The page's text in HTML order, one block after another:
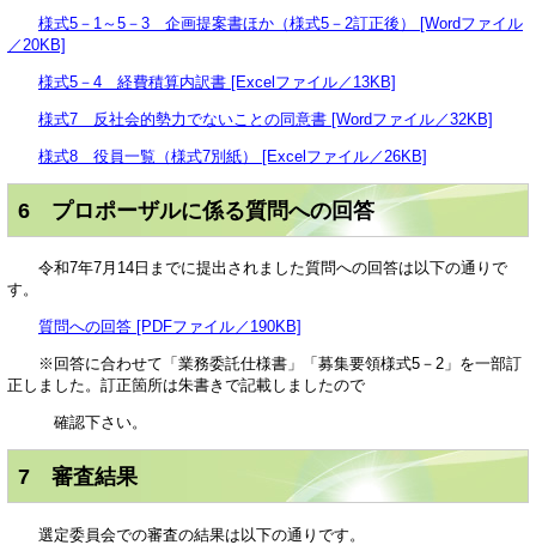
様式5－1～5－3 企画提案書ほか（様式5－2訂正後） [Wordファイル
／20KB]
様式5－4 経費積算内訳書 [Excelファイル／13KB]
様式7 反社会的勢力でないことの同意書 [Wordファイル／32KB]
様式8 役員一覧（様式7別紙） [Excelファイル／26KB]
6 プロポーザルに係る質問への回答
令和7年7月14日までに提出されました質問への回答は以下の通りで
す。
質問への回答 [PDFファイル／190KB]
※回答に合わせて「業務委託仕様書」「募集要領様式5－2」を一部訂
正しました。訂正箇所は朱書きで記載しましたので
確認下さい。
7 審査結果
選定委員会での審査の結果は以下の通りです。